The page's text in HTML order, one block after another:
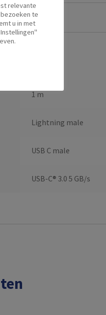
1 m
Lightning male
USB C male
USB-C® 3.0 5 GB/s
relevante
te
u in met